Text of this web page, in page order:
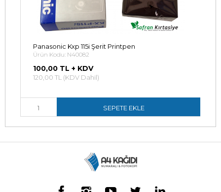
Panasonic Kxp 115i Şerit Printpen
Ürün Kodu: N40082
100,00 TL + KDV
120,00 TL (KDV Dahil)
SEPETE EKLE